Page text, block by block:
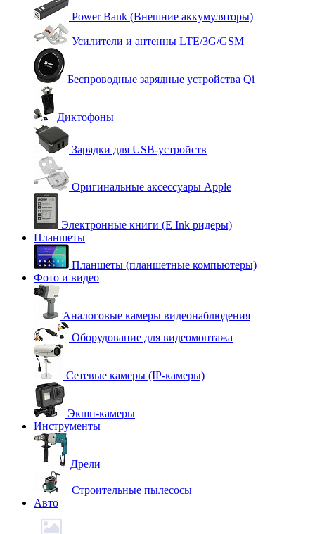
Power Bank (Внешние аккумуляторы)
Усилители и антенны LTE/3G/GSM
Беспроводные зарядные устройства Qi
Диктофоны
Зарядки для USB-устройств
Оригинальные аксессуары Apple
Электронные книги (E Ink ридеры)
Планшеты
Планшеты (планшетные компьютеры)
Фото и видео
Аналоговые камеры видеонаблюдения
Оборудование для видеомонтажа
Сетевые камеры (IP-камеры)
Экшн-камеры
Инструменты
Дрели
Строительные пылесосы
Авто